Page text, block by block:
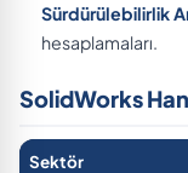
Sürdürülebilirlik
hesaplamaları.
SolidWorks
Sektör